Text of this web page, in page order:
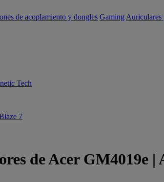
de acoplamiento y dongles Gaming Auriculares
Tech
7
de Acer GM4019e